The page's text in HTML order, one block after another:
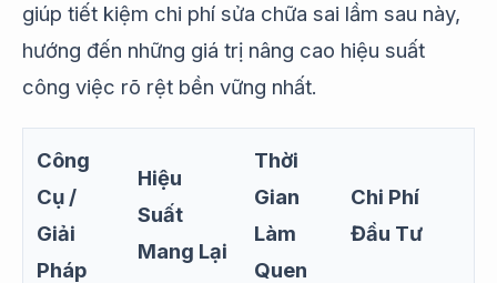
giúp tiết kiệm chi phí sửa chữa sai lầm sau này,
hướng đến những giá trị nâng cao hiệu suất
công việc rõ rệt bền vững nhất.
Công
Cụ /
Giải
Pháp
Hiệu
Suất
Mang Lại
Thời
Gian
Làm
Quen
Chi Phí
Đầu Tư